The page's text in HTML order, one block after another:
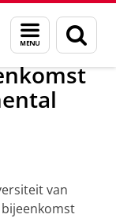
Menu
en
zoeken
van